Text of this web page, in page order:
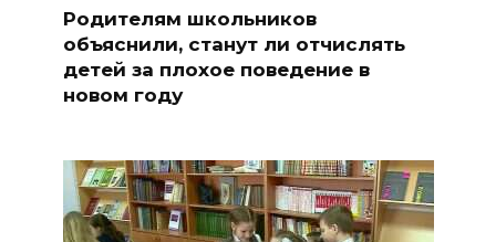
Родителям школьников
объяснили, станут ли отчислять
детей за плохое поведение в
новом году